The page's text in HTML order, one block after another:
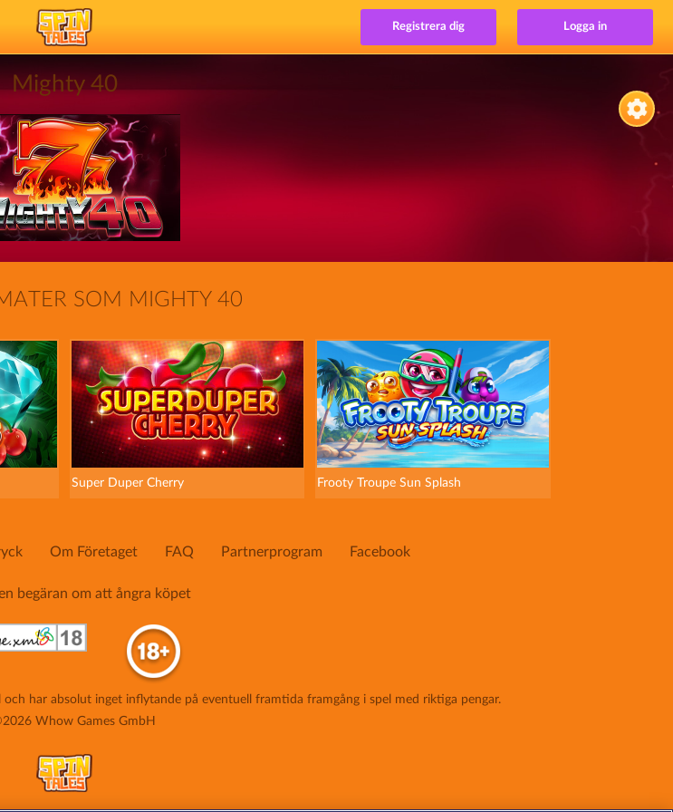
Registrera dig Logga in
Mighty 40
SOM MIGHTY 40
Super Duper Cherry Frooty Troupe Sun Splash
Om Företaget FAQ Partnerprogram Facebook
begäran om att ångra köpet
har absolut inget inflytande på eventuell framtida framgång i spel med riktiga pengar.
Whow Games GmbH